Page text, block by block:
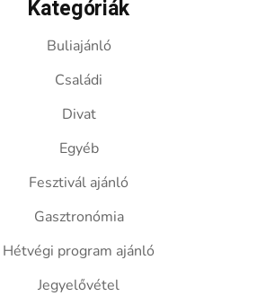
Kategóriák
Buliajánló
Családi
Divat
Egyéb
Fesztivál ajánló
Gasztronómia
Hétvégi program ajánló
Jegyelővétel